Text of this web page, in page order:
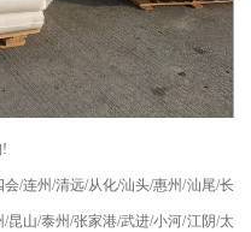
!
会/连州 /清远/从化/汕头/惠州/汕尾/长
/昆山/泰州 /张家港/武进/小河/江阴/太